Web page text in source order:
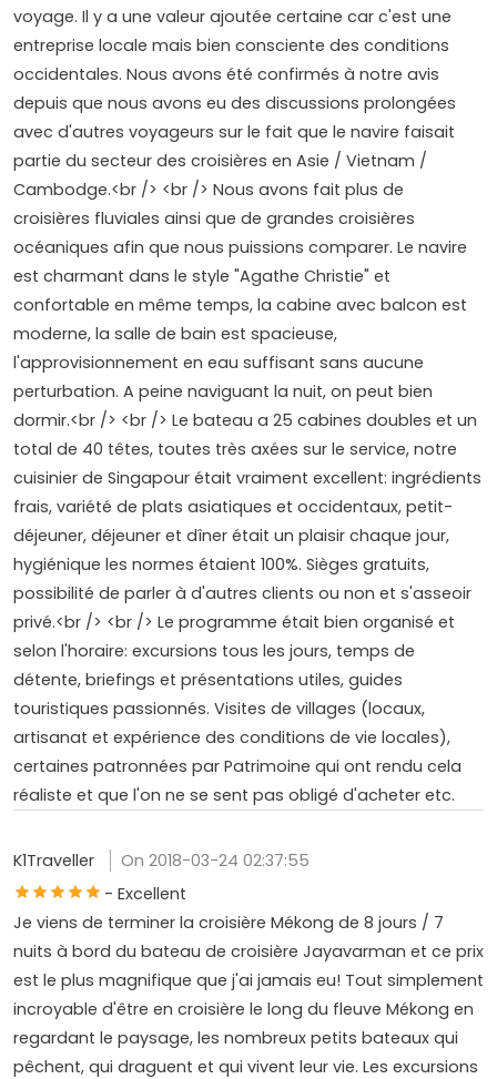
voyage. Il y a une valeur ajoutée certaine car c'est une
entreprise locale mais bien consciente des conditions
occidentales. Nous avons été confirmés à notre avis
depuis que nous avons eu des discussions prolongées
avec d'autres voyageurs sur le fait que le navire faisait
partie du secteur des croisières en Asie / Vietnam /
Cambodge.<br /> <br /> Nous avons fait plus de
croisières fluviales ainsi que de grandes croisières
océaniques afin que nous puissions comparer. Le navire
est charmant dans le style "Agathe Christie" et
confortable en même temps, la cabine avec balcon est
moderne, la salle de bain est spacieuse,
l'approvisionnement en eau suffisant sans aucune
perturbation. A peine naviguant la nuit, on peut bien
dormir.<br /> <br /> Le bateau a 25 cabines doubles et un
total de 40 têtes, toutes très axées sur le service, notre
cuisinier de Singapour était vraiment excellent: ingrédients
frais, variété de plats asiatiques et occidentaux, petit-
déjeuner, déjeuner et dîner était un plaisir chaque jour,
hygiénique les normes étaient 100%. Sièges gratuits,
possibilité de parler à d'autres clients ou non et s'asseoir
privé.<br /> <br /> Le programme était bien organisé et
selon l'horaire: excursions tous les jours, temps de
détente, briefings et présentations utiles, guides
touristiques passionnés. Visites de villages (locaux,
artisanat et expérience des conditions de vie locales),
certaines patronnées par Patrimoine qui ont rendu cela
réaliste et que l'on ne se sent pas obligé d'acheter etc.
K1Traveller
On 2018-03-24 02:37:55
- Excellent
Je viens de terminer la croisière Mékong de 8 jours / 7
nuits à bord du bateau de croisière Jayavarman et ce prix
est le plus magnifique que j'ai jamais eu! Tout simplement
incroyable d'être en croisière le long du fleuve Mékong en
regardant le paysage, les nombreux petits bateaux qui
pêchent, qui draguent et qui vivent leur vie. Les excursions